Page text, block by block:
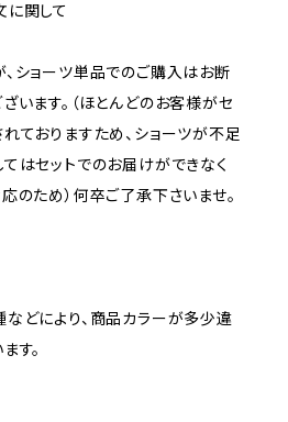
に関して
ショーツ単品でのご購入はお断
います。（ほとんどのお客様がセ
ておりますため、ショーツが不足
はセットでのお届けができなく
のため）何卒ご了承下さいませ。
どにより、商品カラーが多少違
す。